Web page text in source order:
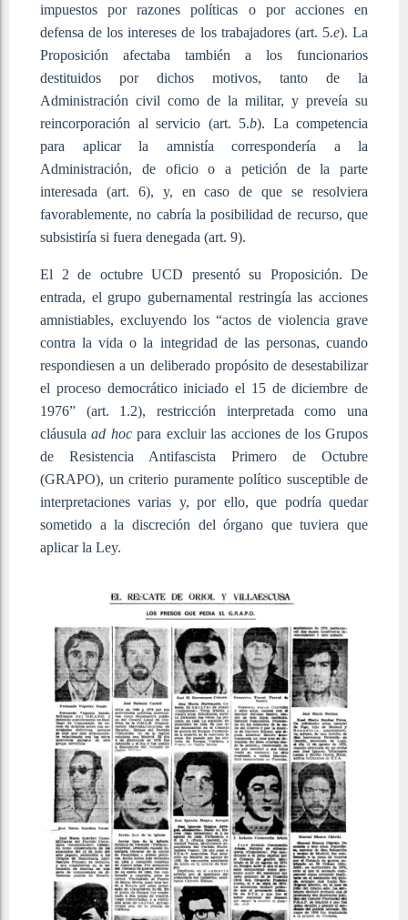
impuestos por razones políticas o por acciones en
defensa de los intereses de los trabajadores (art. 5.e). La
Proposición afectaba también a los funcionarios
destituidos por dichos motivos, tanto de la
Administración civil como de la militar, y preveía su
reincorporación al servicio (art. 5.b). La competencia
para aplicar la amnistía correspondería a la
Administración, de oficio o a petición de la parte
interesada (art. 6), y, en caso de que se resolviera
favorablemente, no cabría la posibilidad de recurso, que
subsistiría si fuera denegada (art. 9).
El 2 de octubre UCD presentó su Proposición. De
entrada, el grupo gubernamental restringía las acciones
amnistiables, excluyendo los “actos de violencia grave
contra la vida o la integridad de las personas, cuando
respondiesen a un deliberado propósito de desestabilizar
el proceso democrático iniciado el 15 de diciembre de
1976” (art. 1.2), restricción interpretada como una
cláusulaad hocpara excluir las acciones de los Grupos
de Resistencia Antifascista Primero de Octubre
(GRAPO), un criterio puramente político susceptible de
interpretaciones varias y, por ello, que podría quedar
sometido a la discreción del órgano que tuviera que
aplicar la Ley.